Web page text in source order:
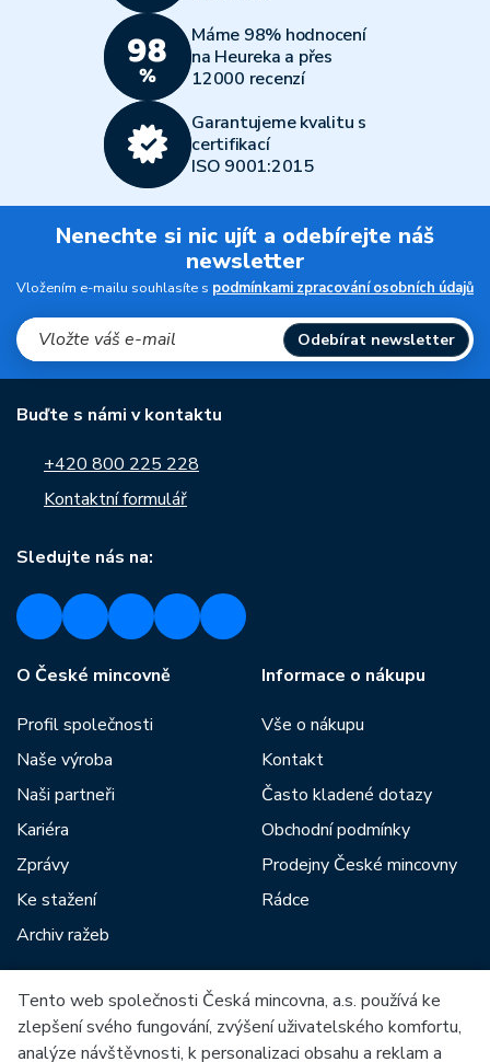
Máme 98% hodnocení
na Heureka a přes
12000 recenzí
Garantujeme kvalitu s
certifikací
ISO 9001:2015
Nenechte si nic ujít a odebírejte náš
newsletter
Vložením e-mailu souhlasíte s podmínkami zpracování osobních údajů
Odebírat newsletter
Buďte s námi v kontaktu
+420 800 225 228
Kontaktní formulář
Sledujte nás na:
O České mincovně
Profil společnosti
Naše výroba
Naši partneři
Kariéra
Zprávy
Ke stažení
Archiv ražeb
Informace o nákupu
Vše o nákupu
Kontakt
Často kladené dotazy
Obchodní podmínky
Prodejny České mincovny
Rádce
Mezi naše partnery patří:
Tento web společnosti Česká mincovna, a.s. používá ke
zlepšení svého fungování, zvýšení uživatelského komfortu,
analýze návštěvnosti, k personalizaci obsahu a reklam a